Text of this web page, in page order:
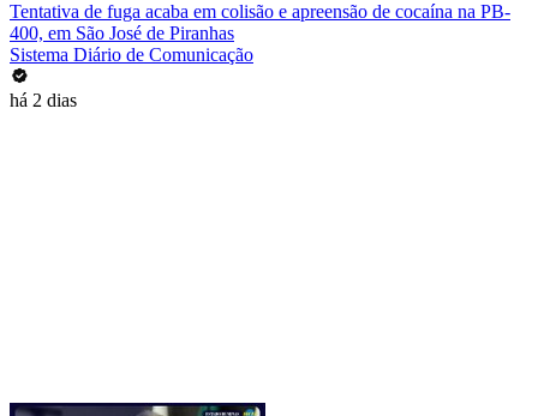
Tentativa de fuga acaba em colisão e apreensão de cocaína na PB-
400, em São José de Piranhas
Sistema Diário de Comunicação
há 2 dias